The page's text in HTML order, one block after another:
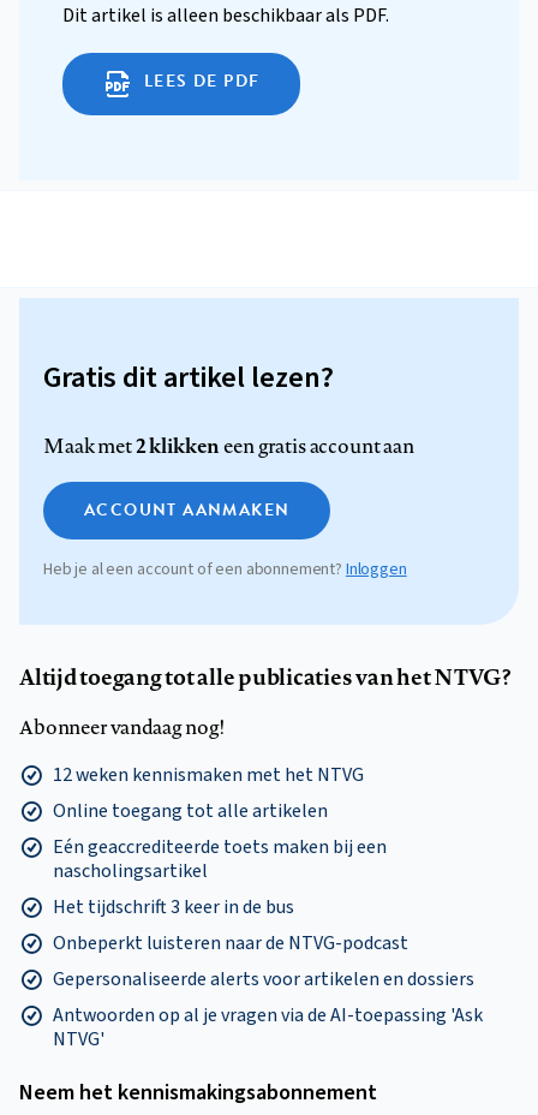
Dit artikel is alleen beschikbaar als PDF.
LEES DE PDF
Gratis dit artikel lezen?
Maak met2 klikkeneen gratis account aan
ACCOUNT AANMAKEN
Heb je al een account of een abonnement? Inloggen
Altijd toegang tot alle publicaties van het NTVG?
Abonneer vandaag nog!
12 weken kennismaken met het NTVG
Online toegang tot alle artikelen
Eén geaccrediteerde toets maken bij een
nascholingsartikel
Het tijdschrift 3 keer in de bus
Onbeperkt luisteren naar de NTVG-podcast
Gepersonaliseerde alerts voor artikelen en dossiers
Antwoorden op al je vragen via de AI-toepassing 'Ask
NTVG'
Neem het kennismakings­abonnement